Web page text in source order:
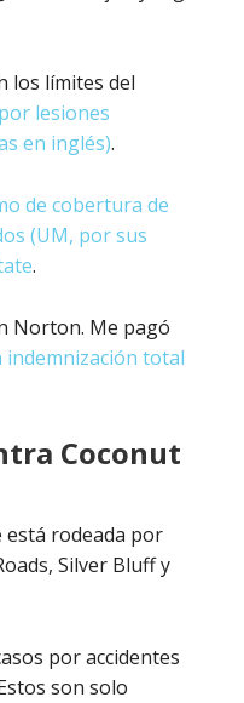
los límites del
lesiones
en inglés).
de cobertura de
(UM, por sus
.
Norton. Me pagó
total
Coconut
está rodeada por
Silver Bluff y
por accidentes
son solo